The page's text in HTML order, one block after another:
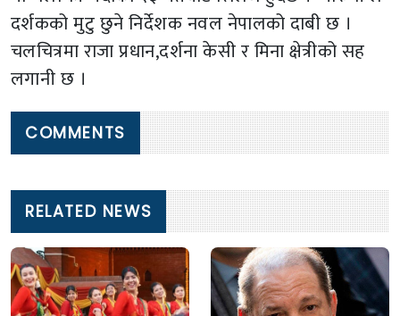
दर्शकको मुटु छुने निर्देशक नवल नेपालको दाबी छ ।
चलचित्रमा राजा प्रधान,दर्शना केसी र मिना क्षेत्रीको सह
लगानी छ ।
COMMENTS
RELATED NEWS